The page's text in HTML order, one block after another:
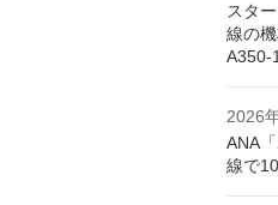
スタ
線の
A350-
2026
ANA
線で